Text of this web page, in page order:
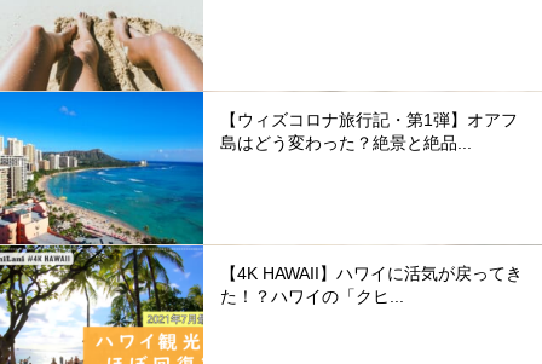
【ウィズコロナ旅行記・第1弾】オアフ
島はどう変わった？絶景と絶品...
【4K HAWAII】ハワイに活気が戻ってき
た！？ハワイの「クヒ...